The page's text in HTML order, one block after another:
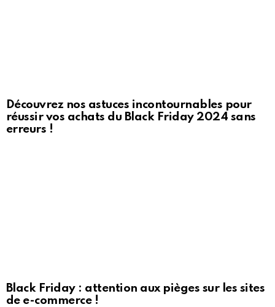
Découvrez nos astuces incontournables pour
réussir vos achats du Black Friday 2024 sans
erreurs !
Black Friday : attention aux pièges sur les sites
de e-commerce !